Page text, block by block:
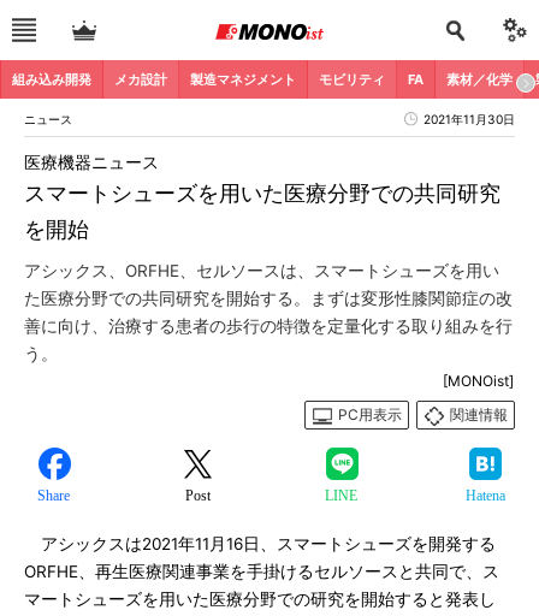
組み込み開発 メカ設計 製造マネジメント モビリティ FA 素材／化学
ニュース 2021年11月30日
スマートシューズを用いた医療分野での共同研究
を開始
医療機器ニュース
アシックス、ORFHE、セルソースは、スマートシューズを用い
た医療分野での共同研究を開始する。まずは変形性膝関節症の改
善に向け、治療する患者の歩行の特徴を定量化する取り組みを行
う。
[MONOist]
PC用表示
関連情報
Share Post LINE Hatena
アシックスは2021年11月16日、スマートシューズを開発する
ORFHE、再生医療関連事業を手掛けるセルソースと共同で、ス
マートシューズを用いた医療分野での研究を開始すると発表し